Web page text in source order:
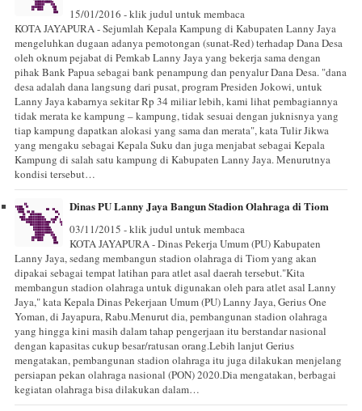
15/01/2016 - klik judul untuk membaca
KOTA JAYAPURA - Sejumlah Kepala Kampung di Kabupaten Lanny Jaya
mengeluhkan dugaan adanya pemotongan (sunat-Red) terhadap Dana Desa
oleh oknum pejabat di Pemkab Lanny Jaya yang bekerja sama dengan
pihak Bank Papua sebagai bank penampung dan penyalur Dana Desa. "dana
desa adalah dana langsung dari pusat, program Presiden Jokowi, untuk
Lanny Jaya kabarnya sekitar Rp 34 miliar lebih, kami lihat pembagiannya
tidak merata ke kampung – kampung, tidak sesuai dengan juknisnya yang
tiap kampung dapatkan alokasi yang sama dan merata", kata Tulir Jikwa
yang mengaku sebagai Kepala Suku dan juga menjabat sebagai Kepala
Kampung di salah satu kampung di Kabupaten Lanny Jaya. Menurutnya
kondisi tersebut…
Dinas PU Lanny Jaya Bangun Stadion Olahraga di Tiom
03/11/2015 - klik judul untuk membaca
KOTA JAYAPURA - Dinas Pekerja Umum (PU) Kabupaten
Lanny Jaya, sedang membangun stadion olahraga di Tiom yang akan
dipakai sebagai tempat latihan para atlet asal daerah tersebut."Kita
membangun stadion olahraga untuk digunakan oleh para atlet asal Lanny
Jaya," kata Kepala Dinas Pekerjaan Umum (PU) Lanny Jaya, Gerius One
Yoman, di Jayapura, Rabu.Menurut dia, pembangunan stadion olahraga
yang hingga kini masih dalam tahap pengerjaan itu berstandar nasional
dengan kapasitas cukup besar/ratusan orang.Lebih lanjut Gerius
mengatakan, pembangunan stadion olahraga itu juga dilakukan menjelang
persiapan pekan olahraga nasional (PON) 2020.Dia mengatakan, berbagai
kegiatan olahraga bisa dilakukan dalam…